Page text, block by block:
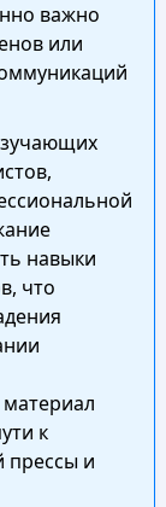
важно
или
навыки
что
к
прессы и